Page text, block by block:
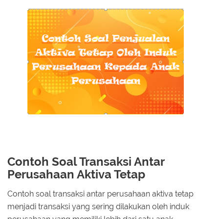
Contoh Soal Transaksi Antar
Perusahaan Aktiva Tetap
Contoh soal transaksi antar perusahaan aktiva tetap
menjadi transaksi yang sering dilakukan oleh induk